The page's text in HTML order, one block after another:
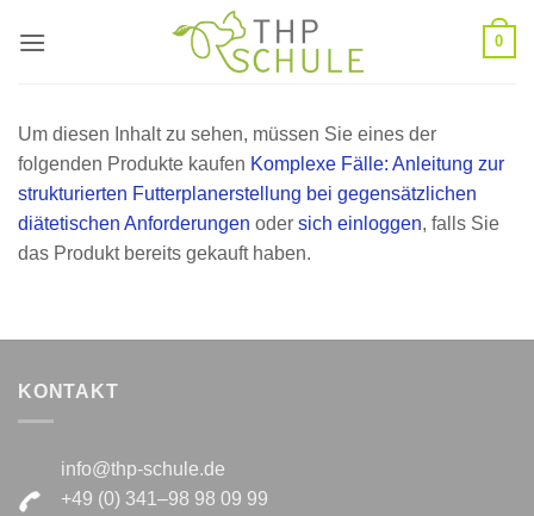
Inhalt
0
Um diesen Inhalt zu sehen, müssen Sie eines der
folgenden Produkte kaufen Komplexe Fälle: Anleitung zur
strukturierten Futterplanerstellung bei gegensätzlichen
diätetischen Anforderungen oder sich einloggen, falls Sie
das Produkt bereits gekauft haben.
KONTAKT
info@thp-schule.de
+49 (0) 341–98 98 09 99